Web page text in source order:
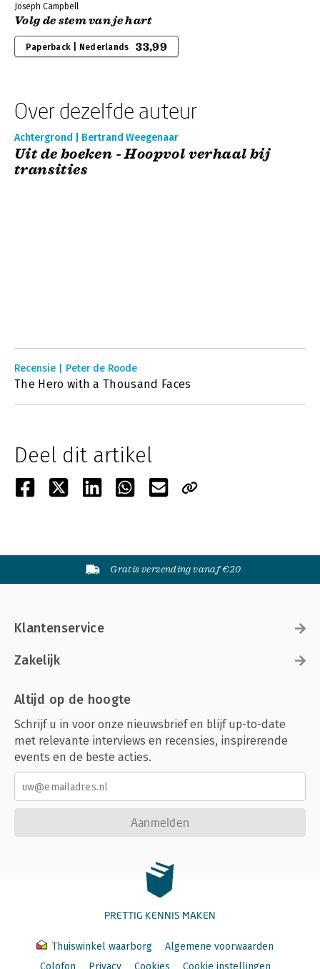
Joseph Campbell
Volg de stem van je hart
Paperback | Nederlands 33,99
Over dezelfde auteur
Achtergrond | Bertrand Weegenaar
Uit de boeken - Hoopvol verhaal bij
transities
Recensie | Peter de Roode
The Hero with a Thousand Faces
Deel dit artikel
Gratis verzending vanaf €20
Klantenservice
Zakelijk
Altijd op de hoogte
Schrijf u in voor onze nieuwsbrief en blijf up-to-date
met relevante interviews en recensies, inspirerende
events en de beste acties.
Aanmelden
PRETTIG KENNIS MAKEN
Thuiswinkel waarborg
Algemene voorwaarden
Colofon
Privacy Cookies Cookie instellingen